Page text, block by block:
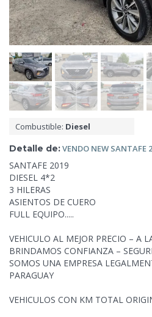
Combustible: Diesel
Detalle de:VENDO NEW SANTAFE
SANTAFE 2019
DIESEL 4*2
3 HILERAS
ASIENTOS DE CUERO
FULL EQUIPO.....
VEHICULO AL MEJOR PRECIO – A
BRINDAMOS CONFIANZA –
SOMOS UNA EMPRESA
PARAGUAY
VEHICULOS CON KM TOTAL